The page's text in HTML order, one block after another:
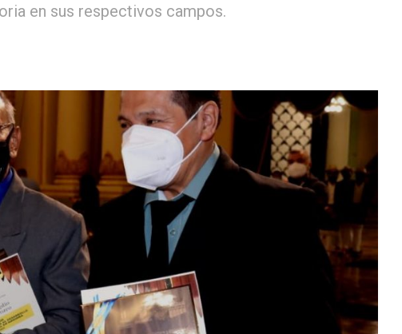
en sus respectivos campos.